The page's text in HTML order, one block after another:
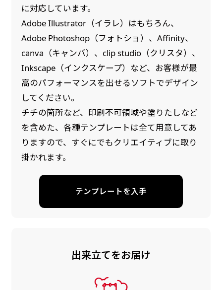
に対応しています。
Adobe Illustrator（イラレ）はもちろん、
Adobe Photoshop（フォトショ）、Affinity、
canva（キャンバ）、clip studio（クリスタ）、
Inkscape（インクスケープ）など、お客様が最
高のパフォーマンスを出せるソフトでデザイン
してください。
チチの箇所など、印刷不可領域や塗りたしなど
を含めた、各種テンプレートは全て用意してあ
りますので、すぐにでもクリエイティブに取り
掛かれます。
テンプレートを入手
出来立てをお届け